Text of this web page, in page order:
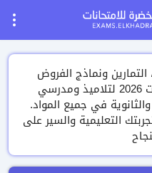
ونماذج الفروض
والاختبارات وتقييم المكتسبات 2026 لتلاميذ ومدرسي
في جميع المواد.
التعليمية والسير على